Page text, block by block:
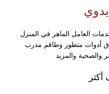
العامل الماهر في المنزل
أدوات متطور وطاقم مدرب